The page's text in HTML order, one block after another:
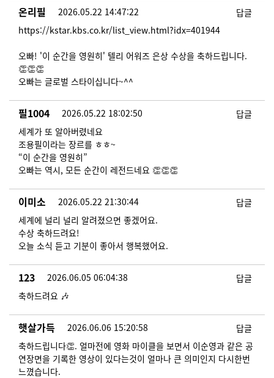
온리필 2026.05.22 14:47:22
답글
https://kstar.kbs.co.kr/list_view.html?idx=401944
오빠! '이 순간을 영원히' 텔리 어워즈 은상 수상을 축하드립니다.
👏👏👏
오빠는 글로벌 스타이십니다~^^
필1004 2026.05.22 18:02:50
답글
세계가 또 알아버렸네요
조용필이라는 장르를 ㅎㅎ~
“이 순간을 영원히”
오빠는 역시, 모든 순간이 레전드네요 👏👏👏
이미소 2026.05.22 21:30:44
답글
세계에 널리 널리 알려졌으면 좋겠어요.
수상 축하드려요!
오늘 소식 듣고 기분이 좋아서 행복했어요.
123 2026.06.05 06:04:38
답글
축하드려요 🎶
햇살가득 2026.06.06 15:20:58
답글
축하드립니다👏. 얼마전에 영화 마이클을 보면서 이순영과 같은 공
연장면을 기록한 영상이 있다는것이 얼마나 큰 의미인지 다시한번
느꼈습니다.